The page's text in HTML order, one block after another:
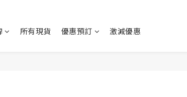
所有現貨 優惠預訂 激減優惠